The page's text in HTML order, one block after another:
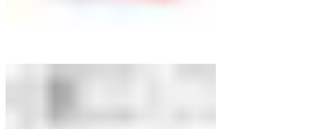
Зуммеры